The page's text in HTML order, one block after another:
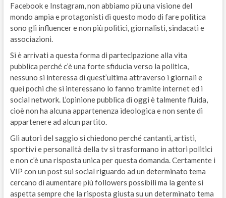
Facebook e Instagram, non abbiamo più una visione del
mondo ampia e protagonisti di questo modo di fare politica
sono gli influencer e non più politici, giornalisti, sindacati e
associazioni.
Si è arrivati a questa forma di partecipazione alla vita
pubblica perché c’è una forte sfiducia verso la politica,
nessuno si interessa di quest’ultima attraverso i giornali e
quei pochi che si interessano lo fanno tramite internet ed i
social network. L’opinione pubblica di oggi è talmente fluida,
cioè non ha alcuna appartenenza ideologica e non sente di
appartenere ad alcun partito.
Gli autori del saggio si chiedono perché cantanti, artisti,
sportivi e personalità della tv si trasformano in attori politici
e non c’è una risposta unica per questa domanda. Certamente i
VIP con un post sui social riguardo ad un determinato tema
cercano di aumentare più followers possibili ma la gente si
aspetta sempre che la risposta giusta su un determinato tema